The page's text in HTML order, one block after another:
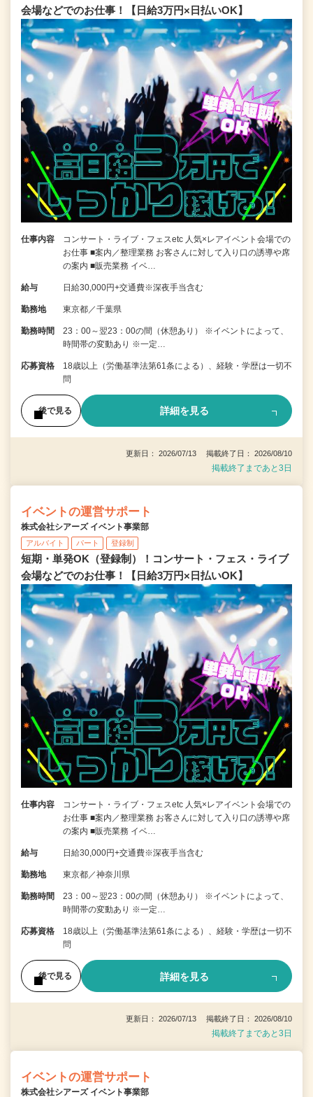
会場などでのお仕事！【日給3万円×日払いOK】
仕事内容
コンサート・ライブ・フェスetc 人気×レアイベント会場での
お仕事 ■案内／整理業務 お客さんに対して入り口の誘導や席
の案内 ■販売業務 イベ…
給与 日給30,000円+交通費※深夜手当含む
勤務地 東京都／千葉県
勤務時間
23：00～翌23：00の間（休憩あり） ※イベントによって、
時間帯の変動あり ※一定…
応募資格
18歳以上（労働基準法第61条による）、経験・学歴は一切不
問
後で見る 詳細を見る
更新日： 2026/07/13 掲載終了日： 2026/08/10
掲載終了まであと3日
イベントの運営サポート
株式会社シアーズ イベント事業部
アルバイト パート 登録制
短期・単発OK（登録制）！コンサート・フェス・ライブ
会場などでのお仕事！【日給3万円×日払いOK】
仕事内容
コンサート・ライブ・フェスetc 人気×レアイベント会場での
お仕事 ■案内／整理業務 お客さんに対して入り口の誘導や席
の案内 ■販売業務 イベ…
給与 日給30,000円+交通費※深夜手当含む
勤務地 東京都／神奈川県
勤務時間
23：00～翌23：00の間（休憩あり） ※イベントによって、
時間帯の変動あり ※一定…
応募資格
18歳以上（労働基準法第61条による）、経験・学歴は一切不
問
後で見る 詳細を見る
更新日： 2026/07/13 掲載終了日： 2026/08/10
掲載終了まであと3日
イベントの運営サポート
株式会社シアーズ イベント事業部